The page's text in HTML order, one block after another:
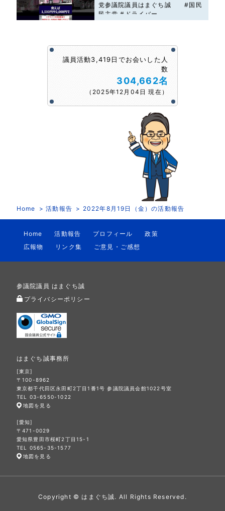
党参議院議員はまぐち誠 #国民
民主党 #ドライバー
議員活動3,419日でお会いした人
数
304,662名
（2025年12月04日 現在）
Home 活動報告 2022年8月19日（金）の活動報告
Home 活動報告 プロフィール
政策
広報物
リンク集 ご意見・ご感想
参議院議員 はまぐち誠
プライバシーポリシー
はまぐち誠事務所
[東京]
〒100-8962
東京都千代田区永田町2丁目1番1号 参議院議員会館1022号室
TEL 03-6550-1022
地図を見る
[愛知]
〒471-0029
愛知県豊田市桜町2丁目15-1
TEL 0565-35-1577
地図を見る
Copyright © はまぐち誠. All Rights Reserved.